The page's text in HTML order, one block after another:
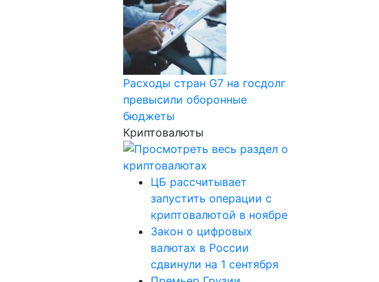
Расходы стран G7 на госдолг
превысили оборонные
бюджеты
Криптовалюты
ЦБ рассчитывает
запустить операции с
криптовалютой в ноябре
Закон о цифровых
валютах в России
сдвинули на 1 сентября